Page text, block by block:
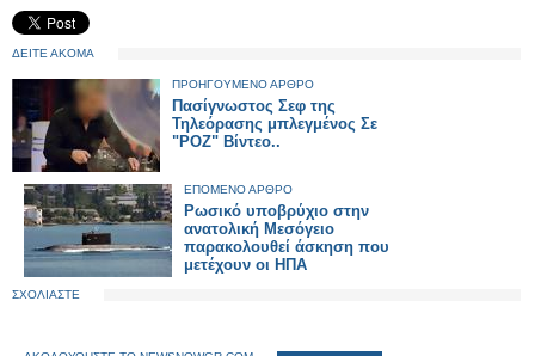
ΔΕΙΤΕ ΑΚΟΜΑ
ΠΡΟΗΓΟΥΜΕΝΟ ΑΡΘΡΟ
Πασίγνωστος Σεφ της
Τηλεόρασης μπλεγμένος Σε
"ΡΟΖ" Βίντεο..
ΕΠΟΜΕΝΟ ΑΡΘΡΟ
Ρωσικό υποβρύχιο στην
ανατολική Μεσόγειο
παρακολουθεί άσκηση που
μετέχουν οι ΗΠΑ
ΣΧΟΛΙΑΣΤΕ